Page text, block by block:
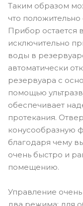
Таким образом
что положительно
Прибор остается
исключительно
воды в
автоматически
резервуара с
помощью
обеспечивает
протекания.
конусообразную
благодаря чему
очень быстро и
помещению.
Управление